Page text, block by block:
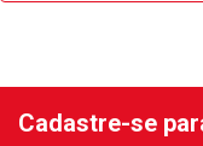
Cadastre-se